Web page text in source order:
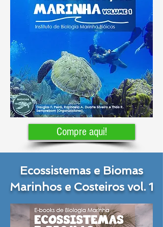
Compre aqui!
Ecossistemas e Biomas
Marinhos e Costeiros vol. 1